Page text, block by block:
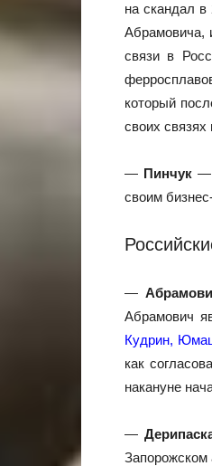
на скандал в
Абрамовича,
связи в
который
своих
— Пинчук —
своим
—
Абрамович
Кудрин,
как
накануне
—
Запорожском